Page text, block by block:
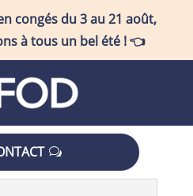
congés du 3 au 21 août,
à tous un bel été !👈